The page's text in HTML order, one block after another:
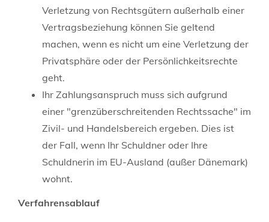
Verletzung von Rechtsgütern außerhalb einer
Vertragsbeziehung können Sie geltend
machen, wenn es nicht um eine Verletzung der
Privatsphäre oder der Persönlichkeitsrechte
geht.
Ihr Zahlungsanspruch muss sich aufgrund
einer "grenzüberschreitenden Rechtssache" im
Zivil- und Handelsbereich ergeben. Dies ist
der Fall, wenn Ihr Schuldner oder Ihre
Schuldnerin im EU-Ausland (außer Dänemark)
wohnt.
Verfahrensablauf